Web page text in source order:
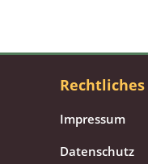
Rechtliches
Impressum
Datenschutz